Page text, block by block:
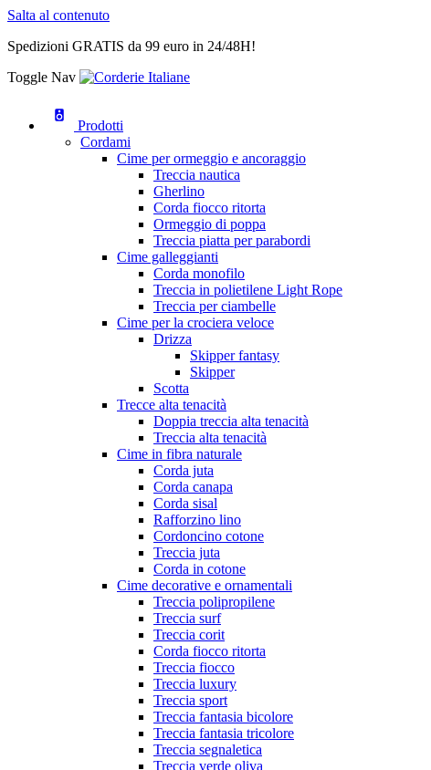
Salta al contenuto
Spedizioni GRATIS da 99 euro in 24/48H!
Toggle Nav
Prodotti
Cordami
Cime per ormeggio e ancoraggio
Treccia nautica
Gherlino
Corda fiocco ritorta
Ormeggio di poppa
Treccia piatta per parabordi
Cime galleggianti
Corda monofilo
Treccia in polietilene Light Rope
Treccia per ciambelle
Cime per la crociera veloce
Drizza
Skipper fantasy
Skipper
Scotta
Trecce alta tenacità
Doppia treccia alta tenacità
Treccia alta tenacità
Cime in fibra naturale
Corda juta
Corda canapa
Corda sisal
Rafforzino lino
Cordoncino cotone
Treccia juta
Corda in cotone
Cime decorative e ornamentali
Treccia polipropilene
Treccia surf
Treccia corit
Corda fiocco ritorta
Treccia fiocco
Treccia luxury
Treccia sport
Treccia fantasia bicolore
Treccia fantasia tricolore
Treccia segnaletica
Treccia verde oliva